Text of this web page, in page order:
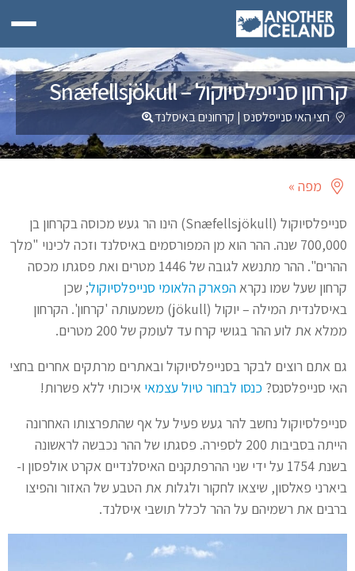
קרחון סנייפלסיוקול – Snæfellsjökull
חצי האי סנייפלסנס|קרחונים באיסלנד
מפה »
סנייפלסיוקול (Snæfellsjökull) הינו הר געש מכוסה בקרחון בן
700,000 שנה. ההר הוא מן המפורסמים באיסלנד וזכה לכינוי "מלך
ההרים". ההר מתנשא לגובה של 1446 מטרים ואת פסגתו מכסה
קרחון שעל שמו נקראהפארק הלאומי סנייפלסיוקול; שכן
באיסלנדית המילה – יוקול (jökull) משמעותה 'קרחון'. הקרחון
ממלא את לוע ההר בגושי קרח עד לעומק של 200 מטרים.
גם אתם רוצים לבקר בסנייפלסיוקול ובאתרים מרתקים אחרים בחצי
האי סנייפלסנס? כנסו לבחור טיול עצמאיאיכותי ללא פשרות!
סנייפלסיוקול נחשב להר געש פעיל על אף שהתפרצותו האחרונה
הייתה בסביבות 200 לספירה. פסגתו של ההר נכבשה לראשונה
בשנת 1754 על ידי שני ההרפתקנים האיסלנדיים אקרט אולפסון ו-
ביארני פאלסון, שיצאו לחקור ולגלות את הטבע של האזור והפיצו
ברבים את רשמיהם על ההר לכלל תושבי איסלנד.